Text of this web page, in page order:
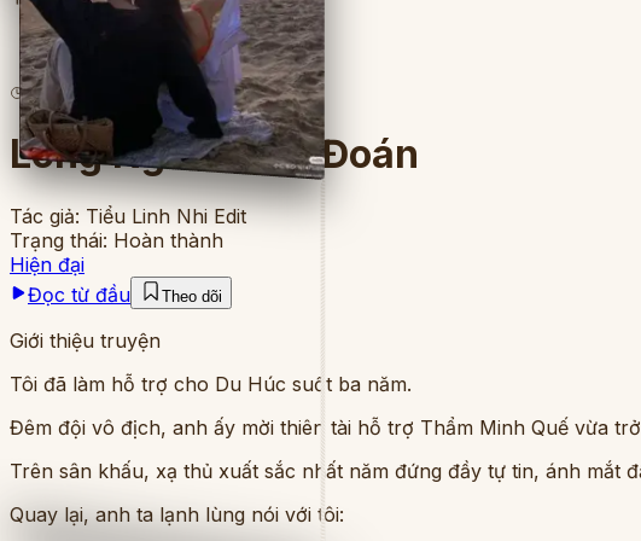
5lượt đọc chương
Lòng Người Khó Đoán
Tác giả: Tiểu Linh Nhi Edit
Trạng thái: Hoàn thành
Hiện đại
Đọc từ đầu
Theo dõi
Giới thiệu truyện
Tôi đã làm hỗ trợ cho Du Húc suốt ba năm.
Đêm đội vô địch, anh ấy mời thiên tài hỗ trợ Thẩm Minh Quế vừa
Trên sân khấu, xạ thủ xuất sắc nhất năm đứng đầy tự tin, ánh mắt
Quay lại, anh ta lạnh lùng nói với tôi: